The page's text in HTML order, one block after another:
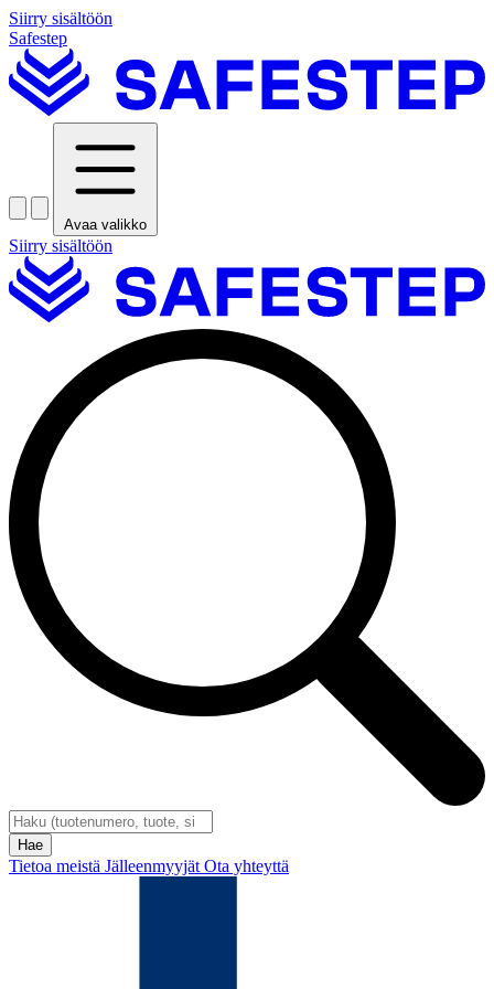
Siirry sisältöön
Safestep
Avaa valikko
Siirry sisältöön
Tietoa meistä Jälleenmyyjät Ota yhteyttä